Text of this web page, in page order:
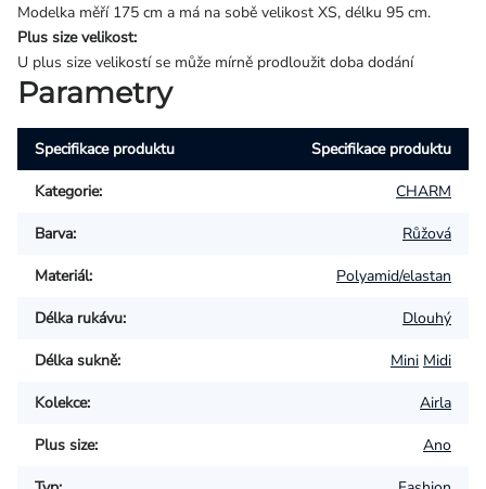
Modelka měří 175 cm a má na sobě velikost XS, délku 95 cm.
Plus size velikost:
U plus size velikostí se může mírně prodloužit doba dodání
Parametry
Specifikace produktu Specifikace produktu
Kategorie: CHARM
Barva: Růžová
Materiál: Polyamid/elastan
Délka rukávu: Dlouhý
Délka sukně: Mini Midi
Kolekce: Airla
Plus size: Ano